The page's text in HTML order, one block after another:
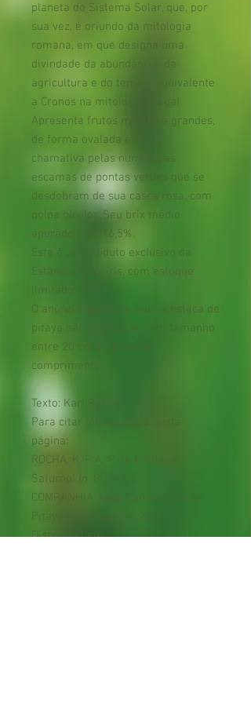
planeta do Sistema Solar, que, por
sua vez, é oriundo da mitologia
romana, em que designa uma
divindade da abundância, da
agricultura e do tempo (equivalente
a Cronos na mitologia grega).
Apresenta frutos médios a grandes,
de forma ovalada e muito
chamativa pelas numerosas
escamas de pontas verdes que se
desdobram de sua casca rosa, com
polpa bicolor. Seu brix médio
apurado é de 16,5%.
Este é um produto exclusivo da
Estância Arco-íris, com estoque
limitado.
O anúncio se refere a uma estaca de
pitaya não enraizada, com tamanho
entre 20 cm e 40 cm de
comprimento.
Texto: Karl Rocha
Para citar informações desta
página:
ROCHA, K. F. A. P. de F. Pitaya
Saturno.
: PITAYA E
COMPANHIA.
Loja . Campo Grande:
Pitaya e Companhia, 2021.
Disponível em: